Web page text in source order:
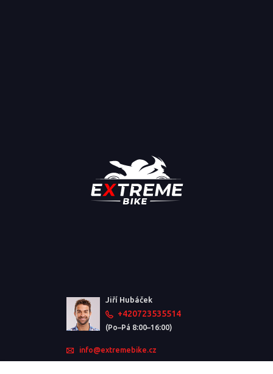
Jiří Hubáček
+420723535514
(Po–Pá 8:00–16:00)
info@extremebike.cz